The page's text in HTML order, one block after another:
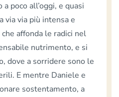
poco all’oggi, e quasi
via via più intensa e
affonda le radici nel
nutrimento, e si
dove a sorridere sono le
E mentre Daniele e
sostentamento, a